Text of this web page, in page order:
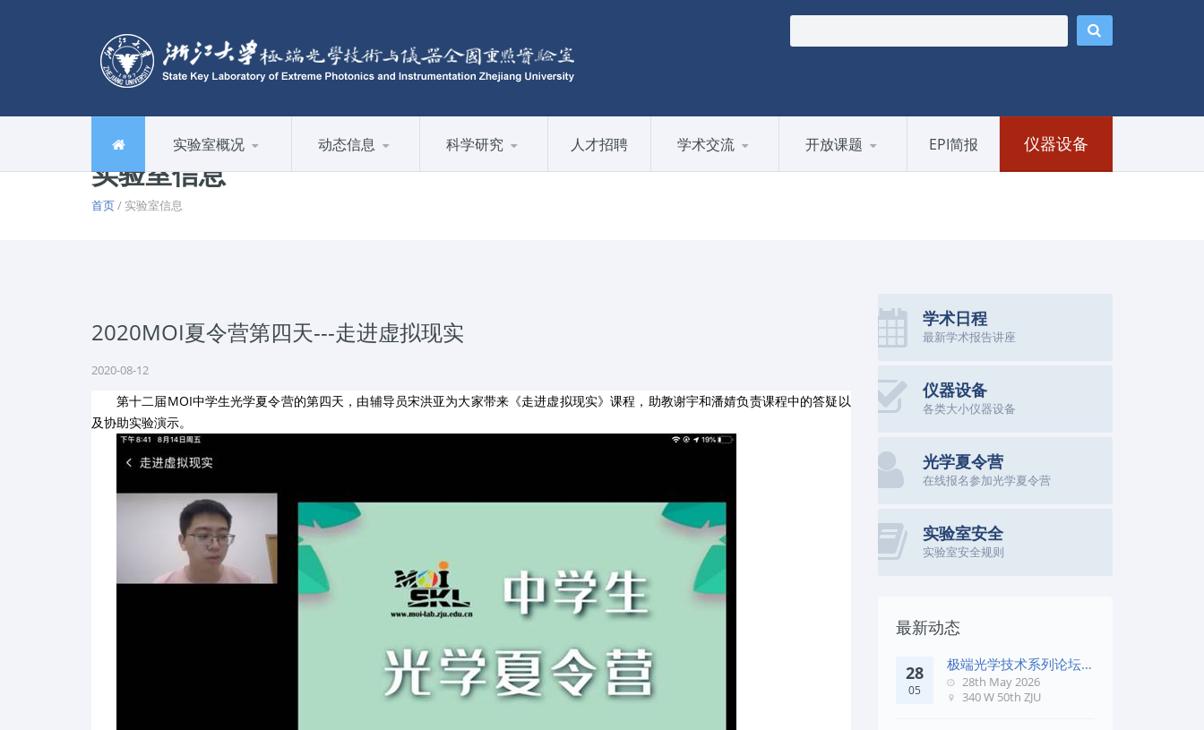
实验室概况 动态信息 科学研究 人才招聘 学术交流 开放课题 EPI简报 仪器设备
实验室信息
首页/ 实验室信息
2020MOI夏令营第四天---走进虚拟现实
2020-08-12
第十二届MOI中学生光学夏令营的第四天，由辅导员宋洪亚为大家带来《走进虚拟现实》课程，助教谢宇和潘婧负责课程中的答疑以
及协助实验演示。
学术日程
最新学术报告讲座
仪器设备
各类大小仪器设备
光学夏令营
在线报名参加光学夏令营
实验室安全
实验室安全规则
最新动态
28
05
极端光学技术系列论坛第
五十七期
28th May 2026
340 W 50th ZJU